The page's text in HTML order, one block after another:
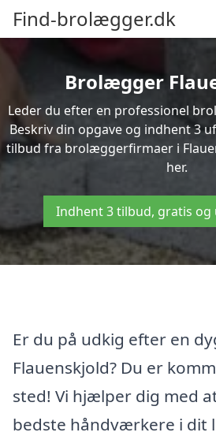
Find-brolægger.dk
Brolægger
Leder du efter en professionel
Beskriv din opgave og indhent 3
tilbud fra brolæggerfirmaer i
her.
Indhent 3 tilbud, gratis
Er du på udkig efter en
Flauenskjold? Du er
sted! Vi hjælper dig med
bedste håndværkere i dit